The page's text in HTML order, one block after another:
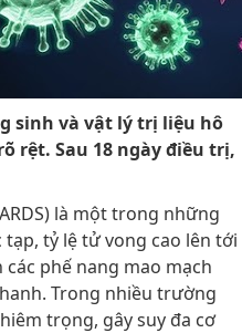
sinh và vật lý trị liệu hô
rệt. Sau 18 ngày điều trị,
là một trong những
tỷ lệ tử vong cao lên tới
phế nang mao mạch
Trong nhiều trường
trọng, gây suy đa cơ